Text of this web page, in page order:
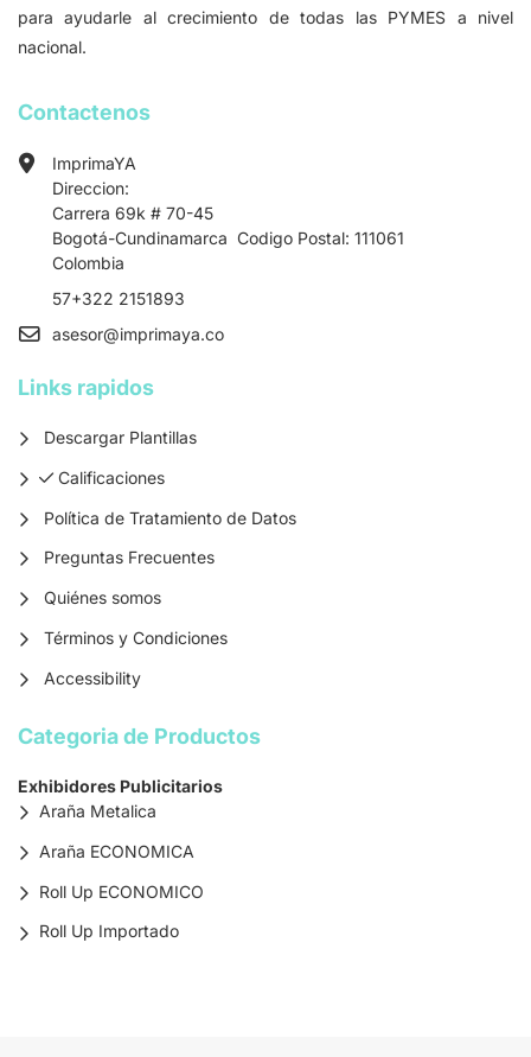
para ayudarle al crecimiento de todas las PYMES a nivel
nacional.
Contactenos
ImprimaYA
Direccion:
Carrera 69k # 70-45
Bogotá-Cundinamarca Codigo Postal: 111061
Colombia
57+322 2151893
asesor@imprimaya.co
Links rapidos
Descargar Plantillas
Calificaciones
Calificaciones
Política de Tratamiento de Datos
Preguntas Frecuentes
Quiénes somos
Términos y Condiciones
Accessibility
Categoria de Productos
Exhibidores Publicitarios
Araña Metalica
Araña ECONOMICA
Roll Up ECONOMICO
Roll Up Importado